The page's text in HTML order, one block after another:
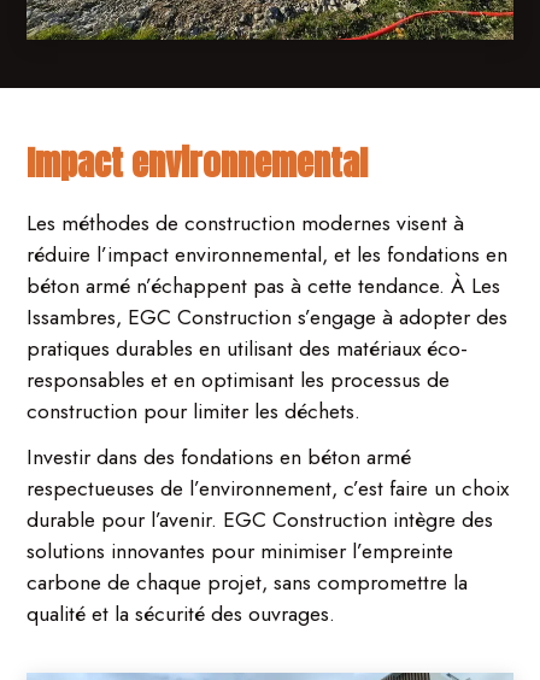
Impact environnemental
Les méthodes de construction modernes visent à
réduire l’impact environnemental, et les fondations en
béton armé n’échappent pas à cette tendance. À Les
Issambres, EGC Construction s’engage à adopter des
pratiques durables en utilisant des matériaux éco-
responsables et en optimisant les processus de
construction pour limiter les déchets.
Investir dans des fondations en béton armé
respectueuses de l’environnement, c’est faire un choix
durable pour l’avenir. EGC Construction intègre des
solutions innovantes pour minimiser l’empreinte
carbone de chaque projet, sans compromettre la
qualité et la sécurité des ouvrages.